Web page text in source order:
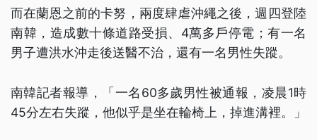
而在蘭恩之前的卡努，兩度肆虐沖繩之後，週四登陸
南韓，造成數十條道路受損、4萬多戶停電；有一名
男子遭洪水沖走後送醫不治，還有一名男性失蹤。
南韓記者報導，「一名60多歲男性被通報，凌晨1時
45分左右失蹤，他似乎是坐在輪椅上，掉進溝裡。」